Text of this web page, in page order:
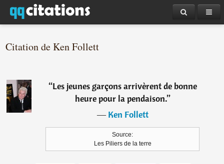
Citation de Ken Follett
“Les jeunes garçons arrivèrent de bonne
heure pour la pendaison.”
―Ken Follett
Source:
Les Piliers de la terre